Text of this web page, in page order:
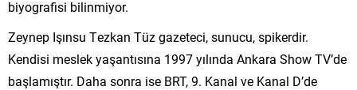
biyografisi bilinmiyor.
Zeynep Işınsu Tezkan Tüz gazeteci, sunucu, spikerdir.
Kendisi meslek yaşantısına 1997 yılında Ankara Show TV’de
başlamıştır. Daha sonra ise BRT, 9. Kanal ve Kanal D’de